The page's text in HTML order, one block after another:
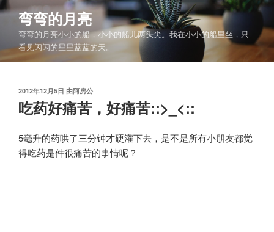
跳
容
弯弯的月亮
弯弯的月亮小小的船，小小的船儿两头尖。我在小小的船里坐，只
看见闪闪的星星蓝蓝的天。
发
布
于
2012年12月5日 由阿房公
吃药好痛苦，好痛苦::>_<::
5毫升的药哄了三分钟才硬灌下去，是不是所有小朋友都觉
得吃药是件很痛苦的事情呢？